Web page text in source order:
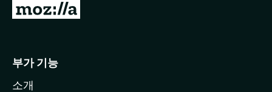
M
l
부가 기능
소개